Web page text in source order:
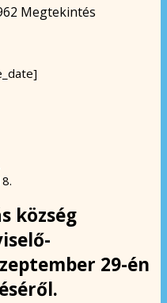
Megtekintés
község
29-én